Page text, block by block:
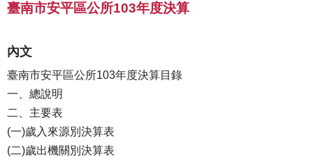
臺南市安平區公所103年度決算
內文
臺南市安平區公所103年度決算目錄
一、總說明
二、主要表
(一)歲入來源別決算表
(二)歲出機關別決算表